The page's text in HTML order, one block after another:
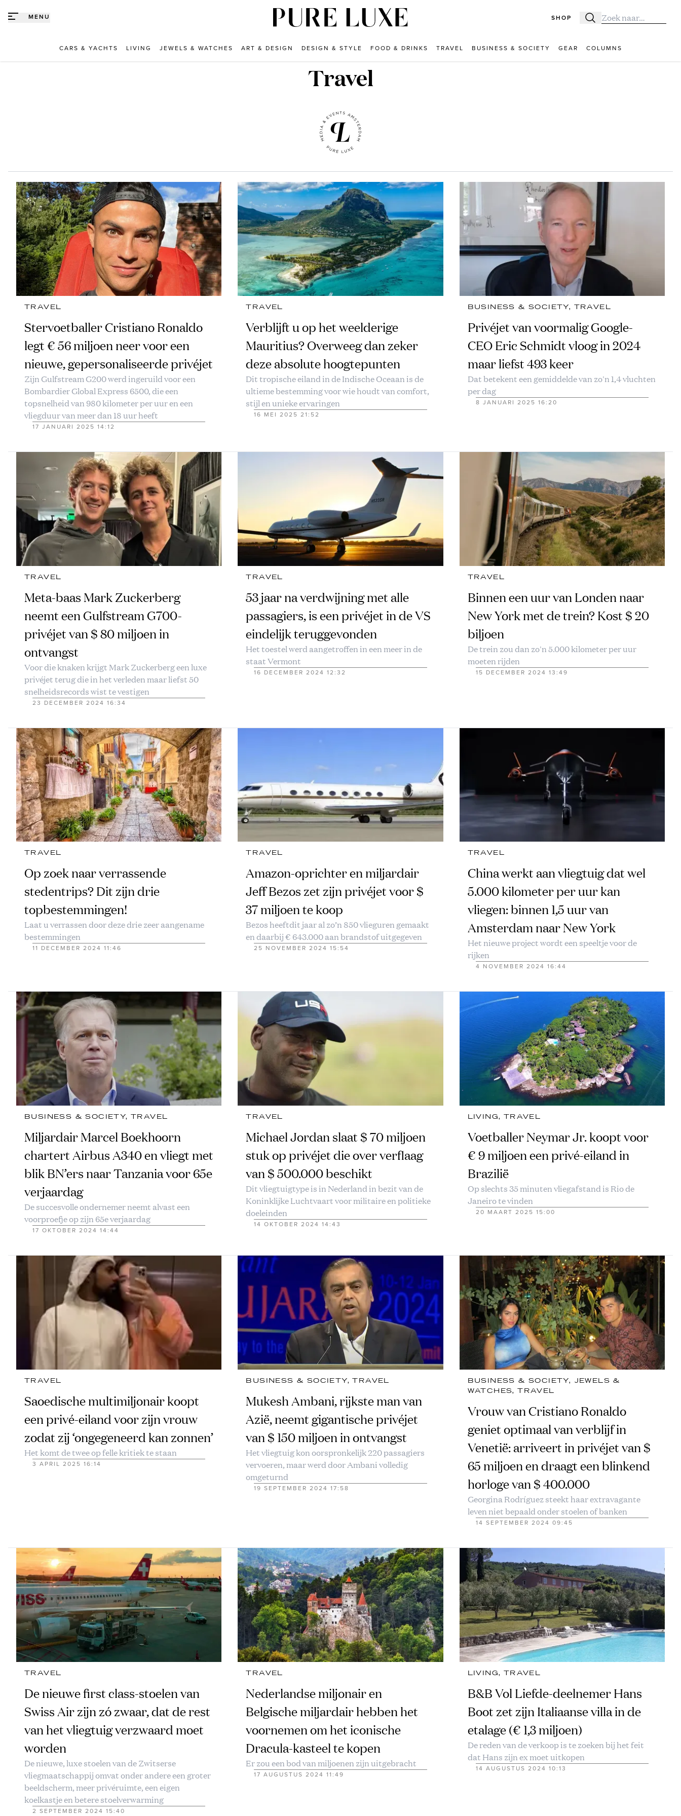
MENU SHOP Zoeken
Zoek naar:
CARS & YACHTS LIVING JEWELS & WATCHES ART & DESIGN DESIGN & STYLE FOOD & DRINKS TRAVEL BUSINESS & SOCIETY GEAR COLUMNS
Travel
TRAVEL
Stervoetballer Cristiano Ronaldo
legt € 56 miljoen neer voor een
nieuwe, gepersonaliseerde privéjet
Zijn Gulfstream G200 werd ingeruild voor een
Bombardier Global Express 6500, die een
topsnelheid van 980 kilometer per uur en een
vliegduur van meer dan 18 uur heeft
17 JANUARI 2025 14:12
TRAVEL
Verblijft u op het weelderige
Mauritius? Overweeg dan zeker
deze absolute hoogtepunten
Dit tropische eiland in de Indische Oceaan is de
ultieme bestemming voor wie houdt van comfort,
stijl en unieke ervaringen
16 MEI 2025 21:52
BUSINESS & SOCIETY, TRAVEL
Privéjet van voormalig Google-
CEO Eric Schmidt vloog in 2024
maar liefst 493 keer
Dat betekent een gemiddelde van zo'n 1,4 vluchten
per dag
8 JANUARI 2025 16:20
TRAVEL
Meta-baas Mark Zuckerberg
neemt een Gulfstream G700-
privéjet van $ 80 miljoen in
ontvangst
Voor die knaken krijgt Mark Zuckerberg een luxe
privéjet terug die in het verleden maar liefst 50
snelheidsrecords wist te vestigen
23 DECEMBER 2024 16:34
TRAVEL
53 jaar na verdwijning met alle
passagiers, is een privéjet in de VS
eindelijk teruggevonden
Het toestel werd aangetroffen in een meer in de
staat Vermont
16 DECEMBER 2024 12:32
TRAVEL
Binnen een uur van Londen naar
New York met de trein? Kost $ 20
biljoen
De trein zou dan zo'n 5.000 kilometer per uur
moeten rijden
15 DECEMBER 2024 13:49
TRAVEL
Op zoek naar verrassende
stedentrips? Dit zijn drie
topbestemmingen!
Laat u verrassen door deze drie zeer aangename
bestemmingen
11 DECEMBER 2024 11:46
TRAVEL
Amazon-oprichter en miljardair
Jeff Bezos zet zijn privéjet voor $
37 miljoen te koop
Bezos heeftdit jaar al zo’n 850 vlieguren gemaakt
en daarbij € 643.000 aan brandstof uitgegeven
25 NOVEMBER 2024 15:54
TRAVEL
China werkt aan vliegtuig dat wel
5.000 kilometer per uur kan
vliegen: binnen 1,5 uur van
Amsterdam naar New York
Het nieuwe project wordt een speeltje voor de
rijken
4 NOVEMBER 2024 16:44
BUSINESS & SOCIETY, TRAVEL
Miljardair Marcel Boekhoorn
chartert Airbus A340 en vliegt met
blik BN’ers naar Tanzania voor 65e
verjaardag
De succesvolle ondernemer neemt alvast een
voorproefje op zijn 65e verjaardag
17 OKTOBER 2024 14:44
TRAVEL
Michael Jordan slaat $ 70 miljoen
stuk op privéjet die over verflaag
van $ 500.000 beschikt
Dit vliegtuigtype is in Nederland in bezit van de
Koninklijke Luchtvaart voor militaire en politieke
doeleinden
14 OKTOBER 2024 14:43
LIVING, TRAVEL
Voetballer Neymar Jr. koopt voor
€ 9 miljoen een privé-eiland in
Brazilië
Op slechts 35 minuten vliegafstand is Rio de
Janeiro te vinden
20 MAART 2025 15:00
TRAVEL
Saoedische multimiljonair koopt
een privé-eiland voor zijn vrouw
zodat zij ‘ongegeneerd kan zonnen’
Het komt de twee op felle kritiek te staan
3 APRIL 2025 16:14
BUSINESS & SOCIETY, TRAVEL
Mukesh Ambani, rijkste man van
Azië, neemt gigantische privéjet
van $ 150 miljoen in ontvangst
Het vliegtuig kon oorspronkelijk 220 passagiers
vervoeren, maar werd door Ambani volledig
omgeturnd
19 SEPTEMBER 2024 17:58
BUSINESS & SOCIETY, JEWELS &
WATCHES, TRAVEL
Vrouw van Cristiano Ronaldo
geniet optimaal van verblijf in
Venetië: arriveert in privéjet van $
65 miljoen en draagt een blinkend
horloge van $ 400.000
Georgina Rodríguez steekt haar extravagante
leven niet bepaald onder stoelen of banken
14 SEPTEMBER 2024 09:45
TRAVEL
De nieuwe first class-stoelen van
Swiss Air zijn zó zwaar, dat de rest
van het vliegtuig verzwaard moet
worden
De nieuwe, luxe stoelen van de Zwitserse
vliegmaatschappij omvat onder andere een groter
beeldscherm, meer privéruimte, een eigen
koelkastje en betere stoelverwarming
2 SEPTEMBER 2024 15:40
TRAVEL
Nederlandse miljonair en
Belgische miljardair hebben het
voornemen om het iconische
Dracula-kasteel te kopen
Er zou een bod van miljoenen zijn uitgebracht
17 AUGUSTUS 2024 11:49
LIVING, TRAVEL
B&B Vol Liefde-deelnemer Hans
Boot zet zijn Italiaanse villa in de
etalage (€ 1,3 miljoen)
De reden van de verkoop is te zoeken bij het feit
dat Hans zijn ex moet uitkopen
14 AUGUSTUS 2024 10:13